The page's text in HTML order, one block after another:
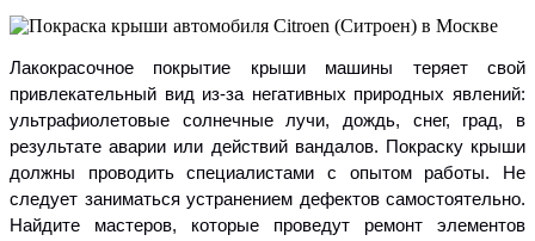
Лакокрасочное покрытие крыши машины теряет свой
привлекательный вид из-за негативных природных явлений:
ультрафиолетовые солнечные лучи, дождь, снег, град, в
результате аварии или действий вандалов. Покраску крыши
должны проводить специалистами с опытом работы. Не
следует заниматься устранением дефектов самостоятельно.
Найдите мастеров, которые проведут ремонт элементов